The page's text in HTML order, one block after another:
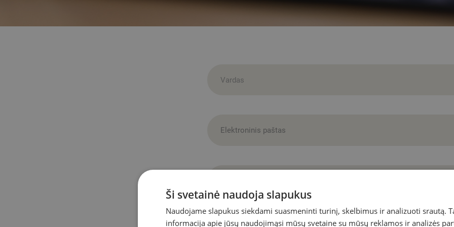
Ši svetainė naudoja slapukus
Naudojame slapukus siekdami suasmeninti turinį, skelbimus ir analizuoti srautą.
informacija apie jūsų naudojimąsi mūsų svetaine su mūsų reklamos ir analizės